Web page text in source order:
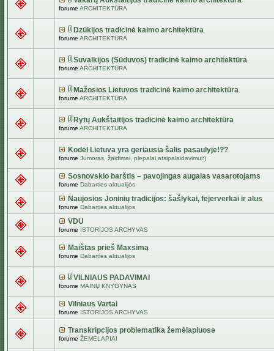
forume ARCHITEKTŪRA
Dzūkijos tradicinė kaimo architektūra
forume ARCHITEKTŪRA
Suvalkijos (Sūduvos) tradicinė kaimo architektūra
forume ARCHITEKTŪRA
Mažosios Lietuvos tradicinė kaimo architektūra
forume ARCHITEKTŪRA
Rytų Aukštaitijos tradicinė kaimo architektūra
forume ARCHITEKTŪRA
Kodėl Lietuva yra geriausia šalis pasaulyje!??
forume Jumoras, žaidimai, plepalai atsipalaidavimui:)
Sosnovskio barštis – pavojingas augalas vasarotojams
forume Dabarties aktualijos
Naujosios Joninių tradicijos: šašlykai, fejerverkai ir alus
forume Dabarties aktualijos
VDU
forume ISTORIJOS ARCHYVAS
Maištas prieš Maxsimą
forume Dabarties aktualijos
VILNIAUS PADAVIMAI
forume MAINŲ KNYGYNAS
Vilniaus Vartai
forume ISTORIJOS ARCHYVAS
Transkripcijos problematika žemėlapiuose
forume ŽEMĖLAPIAI